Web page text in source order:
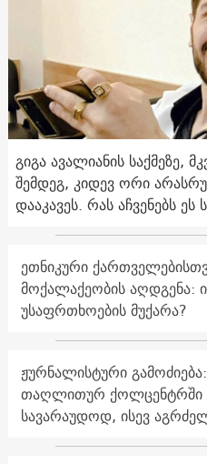
გიგა ავალიანის საქმეზე,
შემდეგ, კიდევ ორი
დააკავეს. რას აჩვენებს ეს
ეთნიკური
მოქალაქეობის აღდგენა:
უსაფრთხოების მუქარა?
ჟურნალისტური
თაღლითურ ქოლცენტრში
სავარაუდოდ, ისევ